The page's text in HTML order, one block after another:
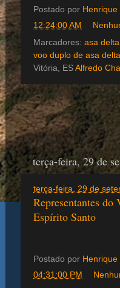
Postado por
12:24:00 AM
Marcadores: asa delta
voo duplo de asa delta
Vitória, ES Alfredo
terça-feira, 29 de
terça-feira, 29 de
Representantes
Espírito Santo
Postado por
04:31:00 PM